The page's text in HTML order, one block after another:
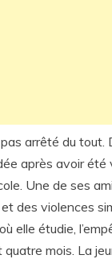
arrêté du tout.
après avoir été
Une de ses
des violences
elle étudie,
mois. La